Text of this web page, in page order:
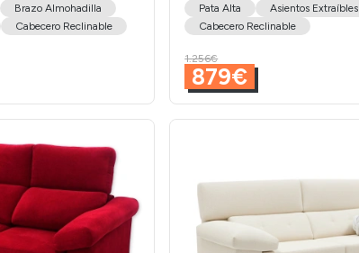
Brazo Almohadilla
Cabecero Reclinable
Pata Alta
Asientos Extraíbles
Cabecero Reclinable
1.256€
879€